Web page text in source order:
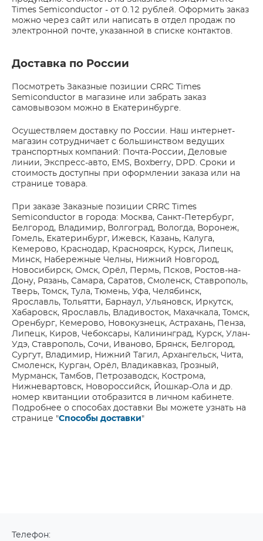
Times Semiconductor - от 0.12 рублей. Оформить заказ
можно через сайт или написать в отдел продаж по
электронной почте, указанной в списке контактов.
Доставка по России
Посмотреть Заказные позиции CRRC Times
Semiconductor в магазине или забрать заказ
самовывозом можно в Екатеринбурге.
Осуществляем доставку по России. Наш интернет-
магазин сотрудничает с большинством ведущих
транспортных компаний: Почта-России, Деловые
линии, Экспресс-авто, EMS, Boxberry, DPD. Сроки и
стоимость доступны при оформлении заказа или на
странице товара.
При заказе Заказные позиции CRRC Times
Semiconductor в города: Москва, Санкт-Петербург,
Белгород, Владимир, Волгоград, Вологда, Воронеж,
Гомель, Екатеринбург, Ижевск, Казань, Калуга,
Кемерово, Краснодар, Красноярск, Курск, Липецк,
Минск, Набережные Челны, Нижний Новгород,
Новосибирск, Омск, Орёл, Пермь, Псков, Ростов-на-
Дону, Рязань, Самара, Саратов, Смоленск, Ставрополь,
Тверь, Томск, Тула, Тюмень, Уфа, Челябинск,
Ярославль, Тольятти, Барнаул, Ульяновск, Иркутск,
Хабаровск, Ярославль, Владивосток, Махачкала, Томск,
Оренбург, Кемерово, Новокузнецк, Астрахань, Пенза,
Липецк, Киров, Чебоксары, Калининград, Курск, Улан-
Удэ, Ставрополь, Сочи, Иваново, Брянск, Белгород,
Сургут, Владимир, Нижний Тагил, Архангельск, Чита,
Смоленск, Курган, Орёл, Владикавказ, Грозный,
Мурманск, Тамбов, Петрозаводск, Кострома,
Нижневартовск, Новороссийск, Йошкар-Ола и др.
номер квитанции отобразится в личном кабинете.
Подробнее о способах доставки Вы можете узнать на
странице "Способы доставки"
Телефон: